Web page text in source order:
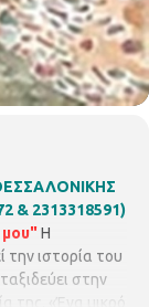
& 2313318591)
μου"Η
ιστορία του
στην
της. «Ένα μικρό